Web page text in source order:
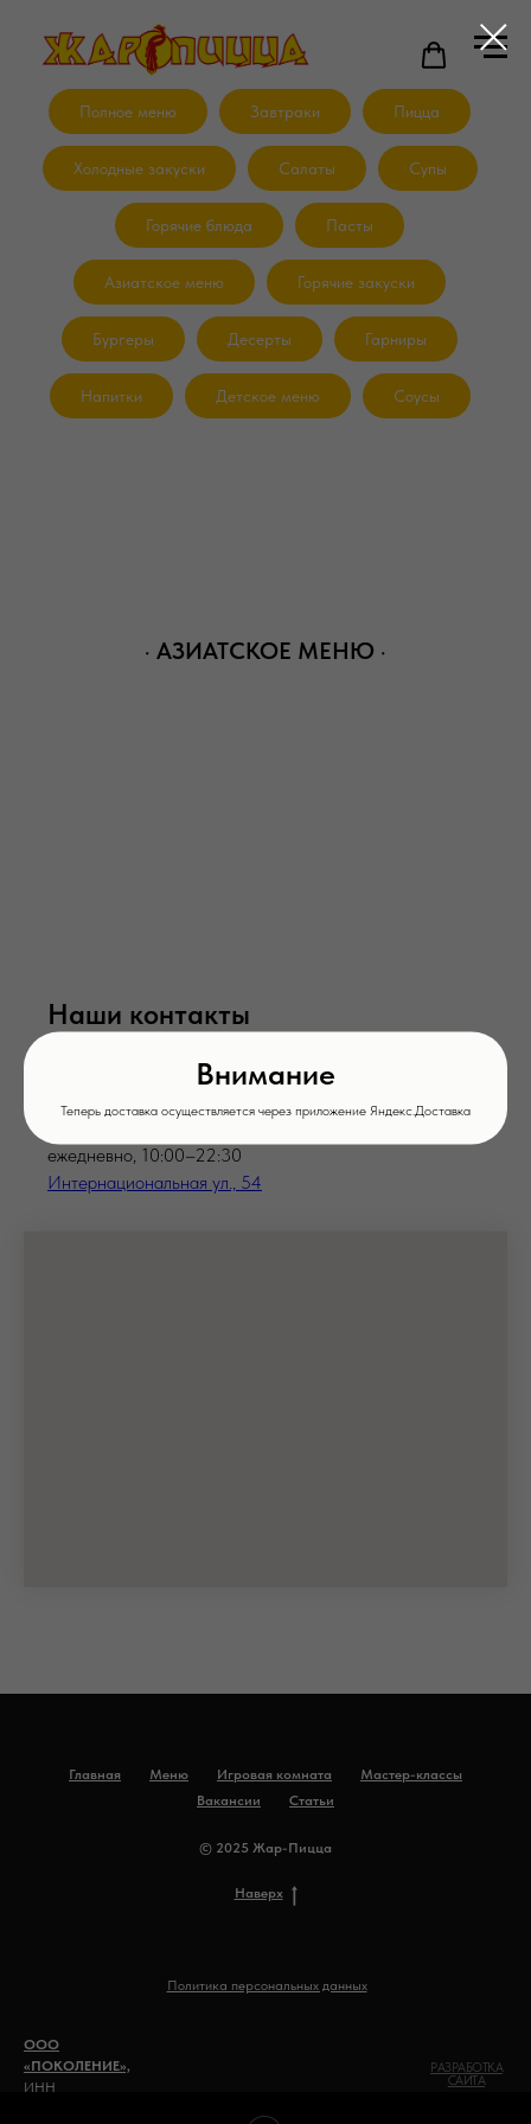
Полное меню Завтраки Пицца
Холодные закуски Салаты Супы
Горячие блюда Пасты
Азиатское меню Горячие закуски
Бургеры Десерты Гарниры
Напитки Детское меню Соусы
⠀· АЗИАТСКОЕ МЕНЮ ·⠀
Наши контакты
Бронирование столов:
+7 (4752) 71-03-97
ежедневно, 10:00–22:30
Интернациональная ул., 54
Главная Меню Игровая комната
Мастер-классы
Вакансии
Статьи
© 2025 Жар-Пицца
Наверх
РАЗРАБОТКА
САЙТА
Политика персональных данных
ООО
«ПОКОЛЕНИЕ»,
ИНН
Внимание
Теперь доставка осуществляется через приложение Яндекс.Доставка